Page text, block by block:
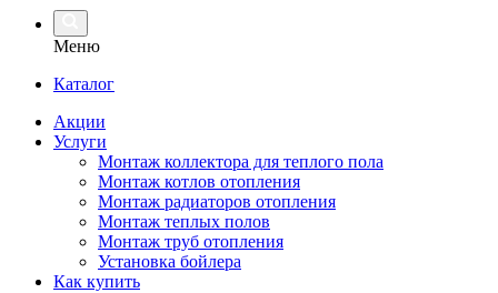
Меню
Каталог
Акции
Услуги
Монтаж коллектора для теплого пола
Монтаж котлов отопления
Монтаж радиаторов отопления
Монтаж теплых полов
Монтаж труб отопления
Установка бойлера
Как купить